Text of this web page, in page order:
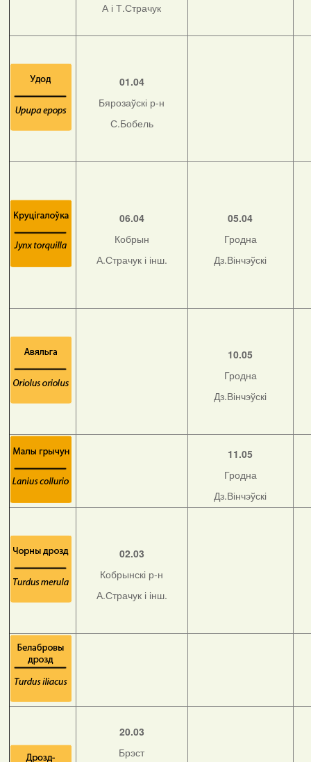
А і Т.Страчук
01.04
Бярозаўскі р-н
С.Бобель
06.04
Кобрын
А.Страчук і інш.
05.04
Гродна
Дз.Вінчэўскі
10.05
Гродна
Дз.Вінчэўскі
11.05
Гродна
Дз.Вінчэўскі
02.03
Кобрынскі р-н
А.Страчук і інш.
20.03
Брэст